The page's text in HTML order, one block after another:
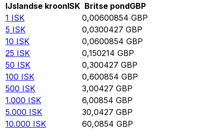
IJslandse kroonISK Britse pondGBP
1 ISK 0,00600854 GBP
5 ISK 0,0300427 GBP
10 ISK 0,0600854 GBP
25 ISK 0,150214 GBP
50 ISK 0,300427 GBP
100 ISK 0,600854 GBP
500 ISK 3,00427 GBP
1.000 ISK 6,00854 GBP
5.000 ISK 30,0427 GBP
10.000 ISK 60,0854 GBP